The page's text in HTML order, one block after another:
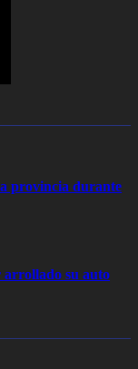
provincia durante
arrollado su auto